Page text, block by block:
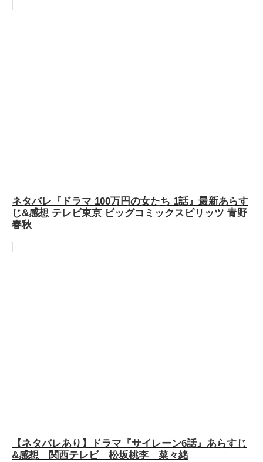
ネタバレ『ドラマ 100万円の女たち 1話』最新あらす
じ&感想 テレビ東京 ビッグコミックスピリッツ 青野
春秋
【ネタバレあり】ドラマ『サイレーン6話』あらすじ
&感想 関西テレビ 松坂桃李 菜々緒